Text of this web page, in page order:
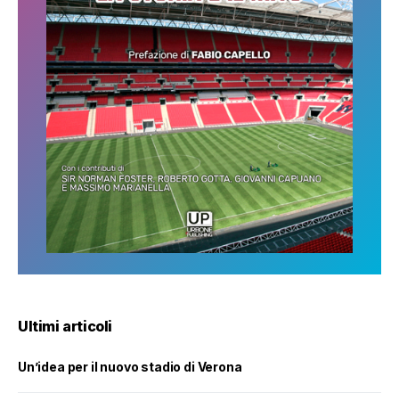
Ultimi articoli
Un’idea per il nuovo stadio di Verona